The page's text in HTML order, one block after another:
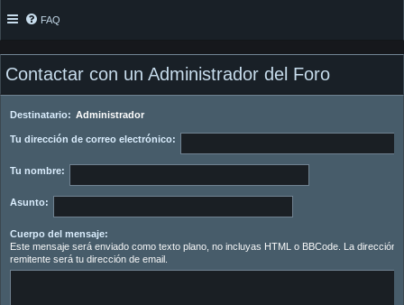
FAQ
Contactar con un Administrador del Foro
Destinatario: Administrador
Tu dirección de correo electrónico:
Tu nombre:
Asunto:
Cuerpo del mensaje:
Este mensaje será enviado como texto plano, no incluyas HTML o BBCode. La dirección
remitente será tu dirección de email.